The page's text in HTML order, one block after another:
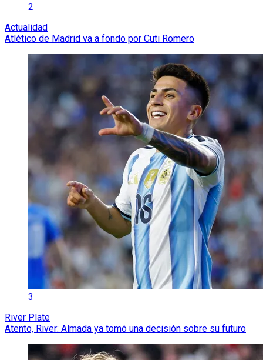
2
Actualidad
Atlético de Madrid va a fondo por Cuti Romero
3
River Plate
Atento, River: Almada ya tomó una decisión sobre su futuro